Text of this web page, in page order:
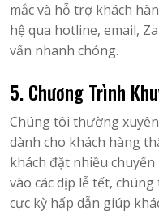
mắc và hỗ trợ khách
hệ qua hotline, email,
vấn nhanh chóng.
5. Chương Trình
Chúng tôi thường
dành cho khách hàng
khách đặt nhiều
vào các dịp lễ tết,
cực kỳ hấp dẫn giúp